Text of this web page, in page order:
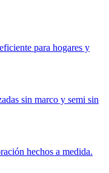
para hogares y
sin marco y semi sin
hechos a medida.